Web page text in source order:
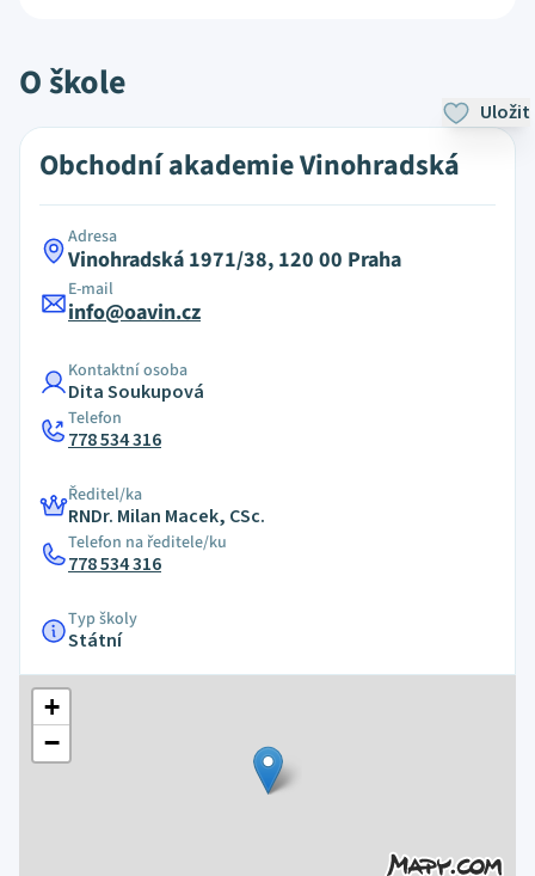
O škole
Uložit
Obchodní akademie Vinohradská
Adresa
Vinohradská 1971/38, 120 00 Praha
E-mail
info@oavin.cz
Kontaktní osoba
Dita Soukupová
Telefon
778 534 316
Ředitel/ka
RNDr. Milan Macek, CSc.
Telefon na ředitele/ku
778 534 316
Typ školy
Státní
+
−